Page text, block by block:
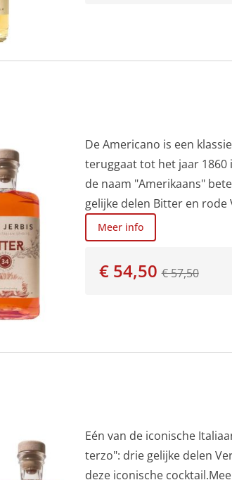
De Americano is een
teruggaat tot het jaar 1860
de naam "Amerikaans"
gelijke delen Bitter en
bekend is vanwege de
Milaan en een rode
de voorloper van de
ongefilterde basislikeuren
Meer info
€ 54,50 € 57,50
Eén van de iconische
terzo": drie gelijke delen
deze iconische